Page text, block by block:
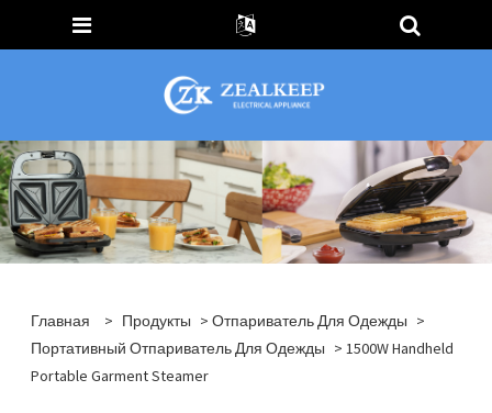
Главная > Продукты >Отпариватель Для Одежды >
Портативный Отпариватель Для Одежды > 1500W Handheld
Portable Garment Steamer